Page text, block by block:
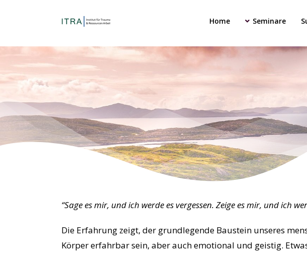
for:
Home Seminare
“Sage es mir, und ich werde es vergessen. Zeige es mir, und ich
Die Erfahrung zeigt, der grundlegende Baustein unseres
Körper erfahrbar sein, aber auch emotional und geistig.